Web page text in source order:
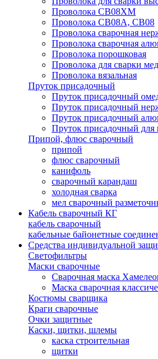
Проволока СВ08ХМ
Проволока СВ08А, СВ08
Проволока сварочная
Проволока сварочная
Проволока порошковая
Проволока для сварки
Проволока вязальная
Пруток присадочный
Пруток присадочный
Пруток присадочный
Пруток присадочный
Пруток присадочный для
Припой, флюс сварочный
припой
флюс сварочный
канифоль
сварочный карандаш
холодная сварка
мел сварочный
Кабель сварочный КГ
кабель сварочный
кабельные байонетные
Средства индивидуальной
Светофильтры
Маски сварочные
Сварочная маска
Маска сварочная
Костюмы сварщика
Краги сварочные
Очки защитные
Каски, щитки, шлемы
каска строительная
щитки